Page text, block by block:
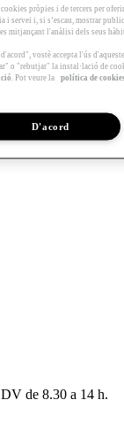
de 8.30 a 14 h.
pròpies i de tercers per
i servei i, si s’escau, mostrar
mitjançant l'anàlisi dels seus
vostè accepta l'ús
o "rebutjar" la instal·lació de
. Pot veure la política de
D'acord